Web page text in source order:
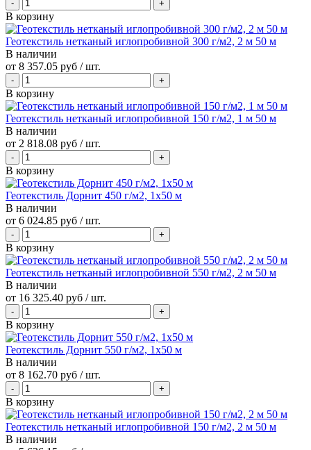
В корзину
Геотекстиль нетканый иглопробивной 300 г/м2, 2 м 50 м
В наличии
от 8 357.05 руб / шт.
В корзину
Геотекстиль нетканый иглопробивной 150 г/м2, 1 м 50 м
В наличии
от 2 818.08 руб / шт.
В корзину
Геотекстиль Дорнит 450 г/м2, 1х50 м
В наличии
от 6 024.85 руб / шт.
В корзину
Геотекстиль нетканый иглопробивной 550 г/м2, 2 м 50 м
В наличии
от 16 325.40 руб / шт.
В корзину
Геотекстиль Дорнит 550 г/м2, 1х50 м
В наличии
от 8 162.70 руб / шт.
В корзину
Геотекстиль нетканый иглопробивной 150 г/м2, 2 м 50 м
В наличии